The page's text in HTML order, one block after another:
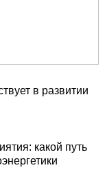
в развитии
какой путь